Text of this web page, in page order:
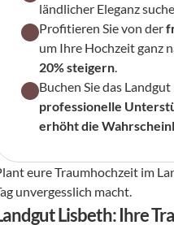
ländlicher Eleganz
Profitieren Sie von der
um Ihre Hochzeit ganz
20% steigern.
Buchen Sie das
professionelle
erhöht die
eure Traumhochzeit im
unvergesslich macht.
Lisbeth: Ihre